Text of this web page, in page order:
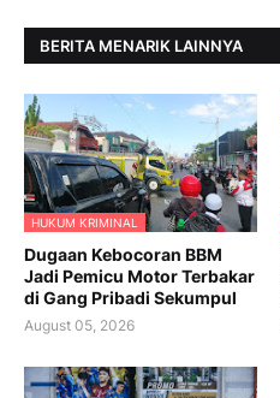
BERITA MENARIK LAINNYA
HUKUM KRIMINAL
Dugaan Kebocoran BBM
Jadi Pemicu Motor Terbakar
di Gang Pribadi Sekumpul
August 05, 2026